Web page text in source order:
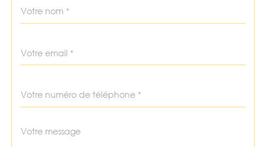
Fieldset
*
*
*
Fieldset
Message
*